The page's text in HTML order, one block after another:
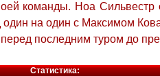
команды. Ноа Сильвестр
на один с Максимом
последним туром до
Статистика: